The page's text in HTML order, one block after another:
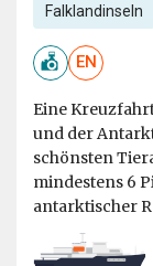
Falklandinseln
EN
Eine
und der
schönsten
mindestens 6
antarktischer